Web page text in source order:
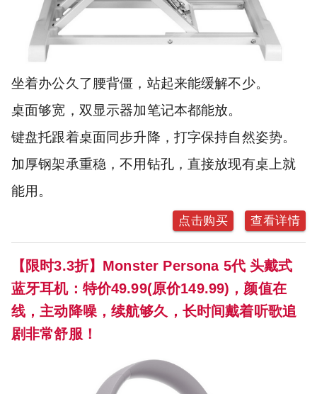
坐着办公久了腰背僵，站起来能缓解不少。
桌面够宽，双显示器加笔记本都能放。
键盘托跟着桌面同步升降，打字保持自然姿势。
加厚钢架承重稳，不用钻孔，直接放现有桌上就
能用。
点击购买 查看详情
【限时3.3折】Monster Persona 5代 头戴式
蓝牙耳机：特价49.99(原价149.99)，颜值在
线，主动降噪，续航够久，长时间戴着听歌追
剧非常舒服！